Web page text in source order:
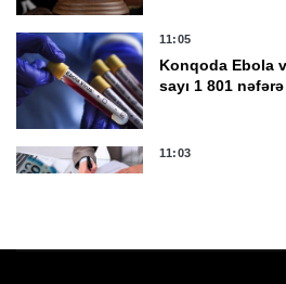
11:05
Konqoda Ebola
sayı 1 801 nəfərə
11:03